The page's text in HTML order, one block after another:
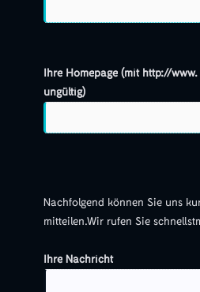
Ihre Homepage (mit http://
ungültig)
Nachfolgend können Sie uns
mitteilen.Wir rufen Sie
Ihre Nachricht